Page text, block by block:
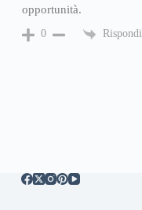
opportunità.
0 Rispondi